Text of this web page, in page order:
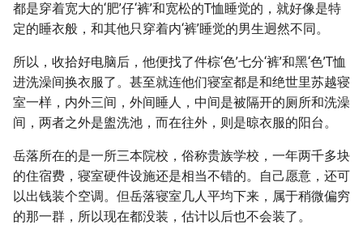
都是穿着宽大的‘肥’仔‘裤’和宽松的T恤睡觉的，就好像是特
定的睡衣般，和其他只穿着内‘裤’睡觉的男生迥然不同。
所以，收拾好电脑后，他便找了件棕‘色’七分‘裤’和黑‘色’T恤
进洗澡间换衣服了。甚至就连他们寝室都是和绝世里苏越寝
室一样，内外三间，外间睡人，中间是被隔开的厕所和洗澡
间，两者之外是盥洗池，而在往外，则是晾衣服的阳台。
岳落所在的是一所三本院校，俗称贵族学校，一年两千多块
的住宿费，寝室硬件设施还是相当不错的。自己愿意，还可
以出钱装个空调。但岳落寝室几人平均下来，属于稍微偏穷
的那一群，所以现在都没装，估计以后也不会装了。